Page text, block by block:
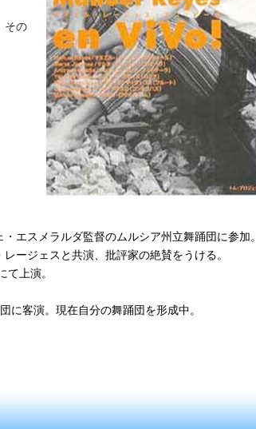
その
エスメラルダ監督のムルシア州立舞踊団に参加。
ージェスと共演、批評家の絶賛をうける。
上演。
客演。現在自分の舞踊団を形成中。